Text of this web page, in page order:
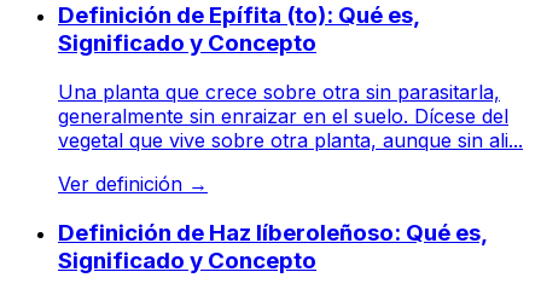
Definición de Epífita (to): Qué es,
Significado y Concepto
Una planta que crece sobre otra sin parasitarla,
generalmente sin enraizar en el suelo. Dícese del
vegetal que vive sobre otra planta, aunque sin ali...
Ver definición →
Definición de Haz líberoleñoso: Qué es,
Significado y Concepto